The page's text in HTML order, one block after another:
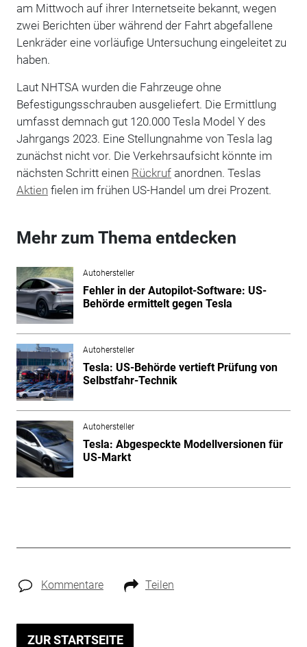
am Mittwoch auf ihrer Internetseite bekannt, wegen
zwei Berichten über während der Fahrt abgefallene
Lenkräder eine vorläufige Untersuchung eingeleitet zu
haben.
Laut NHTSA wurden die Fahrzeuge ohne
Befestigungsschrauben ausgeliefert. Die Ermittlung
umfasst demnach gut 120.000 Tesla Model Y des
Jahrgangs 2023. Eine Stellungnahme von Tesla lag
zunächst nicht vor. Die Verkehrsaufsicht könnte im
nächsten Schritt einen Rückrufanordnen. Teslas
Aktien fielen im frühen US-Handel um drei Prozent.
Mehr zum Thema entdecken
Autohersteller
Fehler in der Autopilot-Software: US-
Behörde ermittelt gegen Tesla
Autohersteller
Tesla: US-Behörde vertieft Prüfung von
Selbstfahr-Technik
Autohersteller
Tesla: Abgespeckte Modellversionen für
US-Markt
Kommentare Teilen
ZUR STARTSEITE